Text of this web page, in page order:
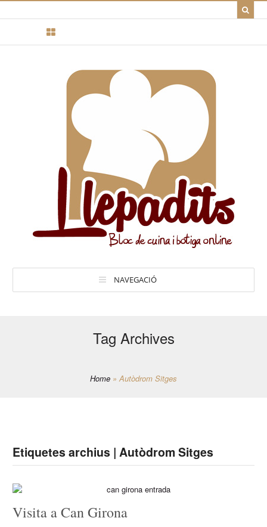
NAVEGACIÓ
Tag Archives
Home » Autòdrom Sitges
Etiquetes archius | Autòdrom Sitges
Visita a Can Girona